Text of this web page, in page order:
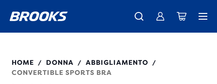
La nuovissima Ghost Amp è arrivata - Acquista Donna Uomo
Ti presentiamo la nuova collezione Cascadia - Acquista ora
Spedizione gratuita per gli ordini superiori a € 100
350081
HOME / DONNA / ABBIGLIAMENTO
/
CONVERTIBLE SPORTS BRA